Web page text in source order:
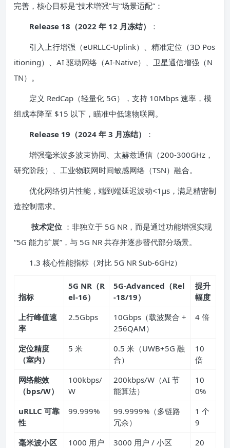
完善，核心目标是“技术增强”与“场景适配”：
Release 18（2022 年 12 月冻结）
：
引入上行增强（eURLLC-Uplink）、精准定位（3D Pos
itioning）、AI 驱动网络（AI-Native）、卫星通信增强（N
TN）。
定义 RedCap（轻量化 5G），支持 10Mbps 速率，模
组成本降至 $15 以下，瞄准中低速物联网。
Release 19（2024 年 3 月冻结）
：
增强毫米波多波束协同、太赫兹通信（200-300GHz，
研究阶段）、工业物联网时间敏感网络（TSN）融合。
优化网络切片性能，端到端延迟波动<1μs，满足精密制
造控制需求。
技术定位 ：非独立于 5G NR，而是通过功能增强实现
“5G 能力扩展”，与 5G NR 共存并逐步替代部分场景。
1.3 核心性能指标（对比 5G NR Sub-6GHz）
指标
5G NR（R
el-16）
5G-Advanced（Rel
-18/19）
提升
幅度
上行峰值速
率
2.5Gbps
10Gbps（载波聚合 +
256QAM）
4 倍
定位精度
（室内）
5 米
0.5 米（UWB+5G 融
合）
10
倍
网络能效
（bps/W）
100kbps/
W
200kbps/W（AI 节
能算法）
10
0%
uRLLC 可靠
性
99.999%
99.9999%（多链路
冗余）
1 个
9
毫米波小区
1000 用户
3000 用户 / 小区
20